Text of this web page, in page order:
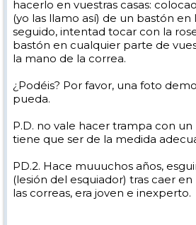
hacerlo en vuestras casas:
(yo las llamo así) de un bastón en
seguido, intentad tocar con la
bastón en cualquier parte de
la mano de la correa.
¿Podéis? Por favor, una foto
pueda.
P.D. no vale hacer trampa con
tiene que ser de la medida
PD.2. Hace muuuchos años,
(lesión del esquiador) tras caer
las correas, era joven e inexperto.